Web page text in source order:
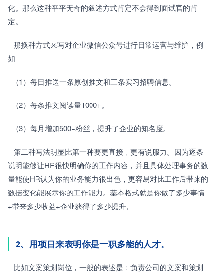
化。那么这种平平无奇的叙述方式肯定不会得到面试官的肯
定。
如
  （1）每日推送一条原创推文和三条实习招聘信息。
  （2）每条推文阅读量1000+。
  （3）每月增加500+粉丝，提升了企业的知名度。
说明能够让HR很快明确你的工作内容，并且具体处理事务的数
量能使HR认为你的业务能力很出色，更容易对比工作后带来的
数据变化能展示你的工作能力。基本格式就是你做了多少事情
+带来多少收益+企业获得了多少提升。
2、用项目来表明你是一职多能的人才。